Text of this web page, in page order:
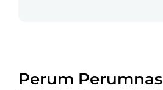
Perum Perumnas